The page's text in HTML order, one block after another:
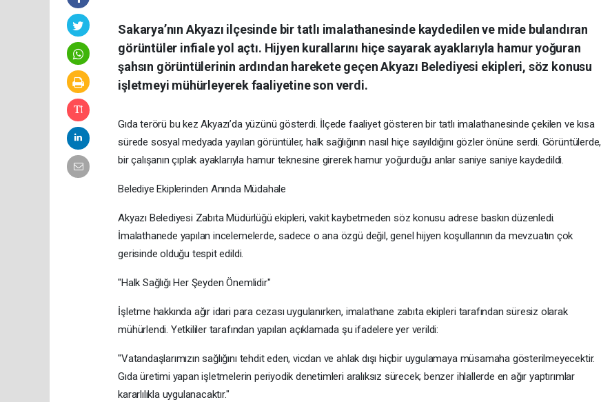
Sakarya’nın Akyazı ilçesinde bir tatlı imalathanesinde kaydedilen ve mide bulandıran
görüntüler infiale yol açtı. Hijyen kurallarını hiçe sayarak ayaklarıyla hamur yoğuran
şahsın görüntülerinin ardından harekete geçen Akyazı Belediyesi ekipleri, söz konusu
işletmeyi mühürleyerek faaliyetine son verdi.
Gıda terörü bu kez Akyazı’da yüzünü gösterdi. İlçede faaliyet gösteren bir tatlı imalathanesinde çekilen ve kısa
sürede sosyal medyada yayılan görüntüler, halk sağlığının nasıl hiçe sayıldığını gözler önüne serdi. Görüntülerde,
bir çalışanın çıplak ayaklarıyla hamur teknesine girerek hamur yoğurduğu anlar saniye saniye kaydedildi.
​Belediye Ekiplerinden Anında Müdahale
​Akyazı Belediyesi Zabıta Müdürlüğü ekipleri, vakit kaybetmeden söz konusu adrese baskın düzenledi.
İmalathanede yapılan incelemelerde, sadece o ana özgü değil, genel hijyen koşullarının da mevzuatın çok
gerisinde olduğu tespit edildi.
​"Halk Sağlığı Her Şeyden Önemlidir"
​İşletme hakkında ağır idari para cezası uygulanırken, imalathane zabıta ekipleri tarafından süresiz olarak
mühürlendi. Yetkililer tarafından yapılan açıklamada şu ifadelere yer verildi:
​"Vatandaşlarımızın sağlığını tehdit eden, vicdan ve ahlak dışı hiçbir uygulamaya müsamaha gösterilmeyecektir.
Gıda üretimi yapan işletmelerin periyodik denetimleri aralıksız sürecek; benzer ihlallerde en ağır yaptırımlar
kararlılıkla uygulanacaktır."